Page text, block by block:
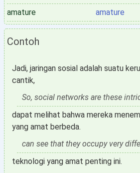
amature
amature
Contoh
Jadi, jaringan sosial adalah suatu
cantik,
So, social networks are these
dapat melihat bahwa mereka
yang amat berbeda.
can see that they occupy very
teknologi yang amat penting ini.